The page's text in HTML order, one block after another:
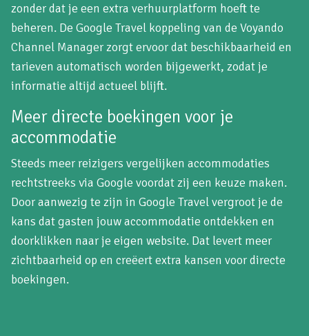
zonder dat je een extra verhuurplatform hoeft te
beheren. De Google Travel koppeling van de Voyando
Channel Manager zorgt ervoor dat beschikbaarheid en
tarieven automatisch worden bijgewerkt, zodat je
informatie altijd actueel blijft.
Meer directe boekingen voor je
accommodatie
Steeds meer reizigers vergelijken accommodaties
rechtstreeks via Google voordat zij een keuze maken.
Door aanwezig te zijn in Google Travel vergroot je de
kans dat gasten jouw accommodatie ontdekken en
doorklikken naar je eigen website. Dat levert meer
zichtbaarheid op en creëert extra kansen voor directe
boekingen.